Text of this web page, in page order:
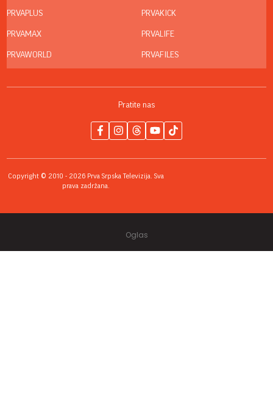
PRVAPLUS
PRVAMAX
PRVAWORLD
PRVAKICK
PRVALIFE
PRVAFILES
Pratite nas
Copyright © 2010 - 2026 Prva Srpska Televizija. Sva
prava zadržana.